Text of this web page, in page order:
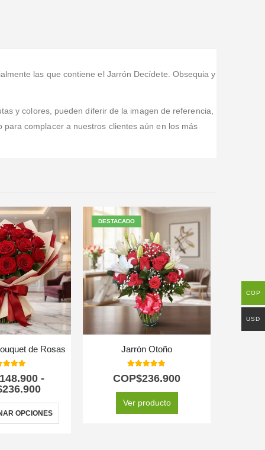
las que contiene el Jarrón Decídete. Obsequia y
y colores, pueden diferir de la imagen de referencia,
complacer a nuestros clientes aún en los más
de Rosas
-
236.900
OPCIONES
DESTACADO
Jarrón Otoño
5.00
COP$236.900
Ver producto
COP
USD